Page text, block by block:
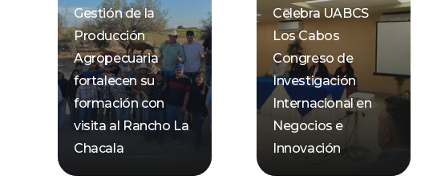
Gestión de la
Producción
Agropecuaria
fortalecen su
formación con
visita al Rancho La
Chacala
Celebra UABCS
Los Cabos
Congreso de
Investigación
Internacional en
Negocios e
Innovación